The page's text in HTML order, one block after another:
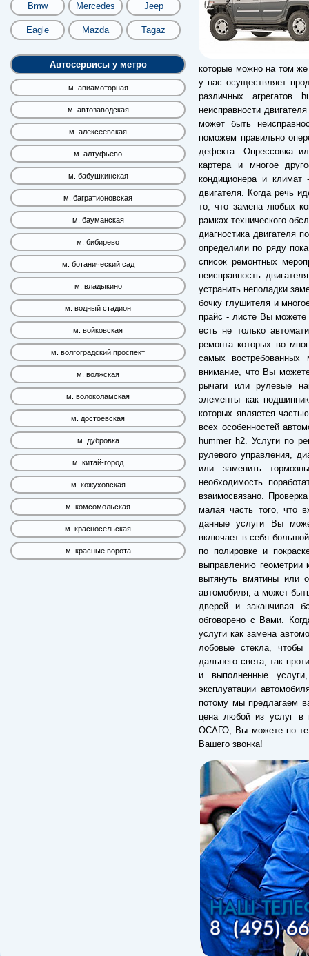
Bmw Mercedes Jeep
Eagle Mazda Tagaz
Автосервисы у метро
м. авиамоторная
м. автозаводская
м. алексеевская
м. алтуфьево
м. бабушкинская
м. багратионовская
м. бауманская
м. бибирево
м. ботанический сад
м. владыкино
м. водный стадион
м. войковская
м. волгоградский проспект
м. волжская
м. волоколамская
м. достоевская
м. дубровка
м. китай-город
м. кожуховская
м. комсомольская
м. красносельская
м. красные ворота
которые можно на том
у нас осуществляет
различных
неисправности
может быть
поможем правильно
дефекта. Опрессовка
картера и многое
кондиционера и
двигателя. Когда речь
то, что замена любых
рамках технического
диагностика двигателя
определили по ряду
список ремонтных
неисправность
устранить неполадки
бочку глушителя и
прайс - листе Вы можете
есть не только
ремонта которых во
самых
внимание, что Вы
рычаги или рулевые
элементы как
которых является
всех особенностей
hummer h2. Услуги по
рулевого управления,
или заменить
необходимость
взаимосвязано.
малая часть того, что
данные услуги Вы
включает в себя
по полировке и
выправлению геометрии
вытянуть вмятины или
автомобиля, а может
дверей и заканчивая
обговорено с Вами.
услуги как замена
лобовые стекла,
дальнего света, так
и выполненные
эксплуатации
потому мы предлагаем
цена любой из услуг в
ОСАГО, Вы можете по
Вашего звонка!